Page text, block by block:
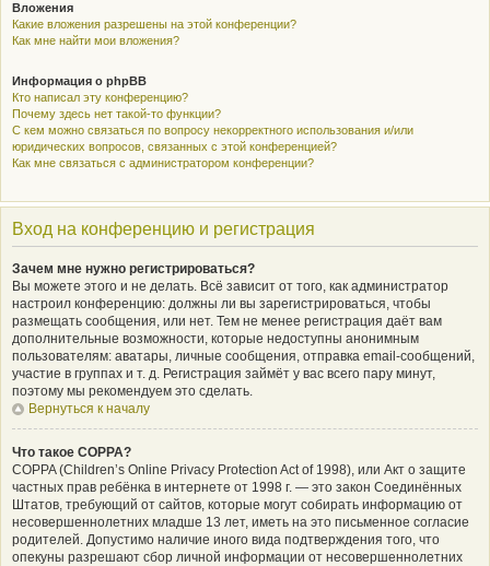
Вложения
Какие вложения разрешены на этой конференции?
Как мне найти мои вложения?
Информация о phpBB
Кто написал эту конференцию?
Почему здесь нет такой-то функции?
С кем можно связаться по вопросу некорректного использования и/или
юридических вопросов, связанных с этой конференцией?
Как мне связаться с администратором конференции?
Вход на конференцию и регистрация
Зачем мне нужно регистрироваться?
Вы можете этого и не делать. Всё зависит от того, как администратор
настроил конференцию: должны ли вы зарегистрироваться, чтобы
размещать сообщения, или нет. Тем не менее регистрация даёт вам
дополнительные возможности, которые недоступны анонимным
пользователям: аватары, личные сообщения, отправка email-сообщений,
участие в группах и т. д. Регистрация займёт у вас всего пару минут,
поэтому мы рекомендуем это сделать.
Вернуться к началу
Что такое COPPA?
COPPA (Children’s Online Privacy Protection Act of 1998), или Акт о защите
частных прав ребёнка в интернете от 1998 г. — это закон Соединённых
Штатов, требующий от сайтов, которые могут собирать информацию от
несовершеннолетних младше 13 лет, иметь на это письменное согласие
родителей. Допустимо наличие иного вида подтверждения того, что
опекуны разрешают сбор личной информации от несовершеннолетних